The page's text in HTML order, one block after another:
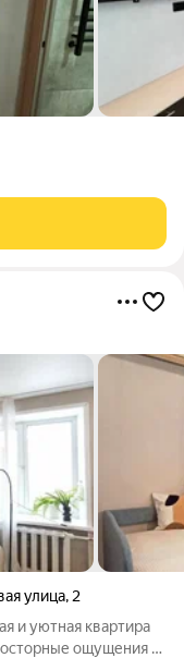
улица, 2
и уютная квартира
ощущения с